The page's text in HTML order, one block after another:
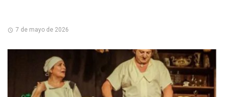
7 de mayo de 2026